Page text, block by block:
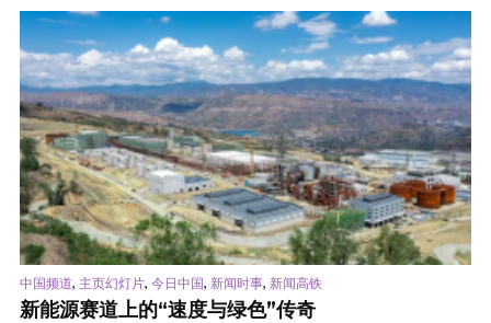
中国频道, 主页幻灯片, 今日中国, 新闻时事, 新闻高铁
新能源赛道上的“速度与绿色”传奇